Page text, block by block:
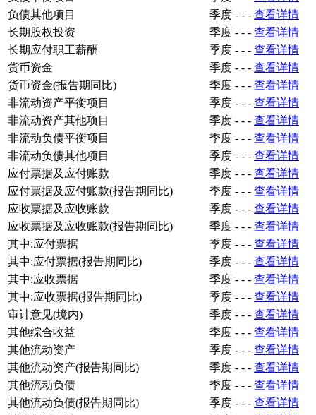
负债其他项目
季度 - - - 查看详情
长期股权投资
季度 - - - 查看详情
长期应付职工薪酬
季度 - - - 查看详情
货币资金
季度 - - - 查看详情
货币资金(报告期同比)
季度 - - - 查看详情
非流动资产平衡项目
季度 - - - 查看详情
非流动资产其他项目
季度 - - - 查看详情
非流动负债平衡项目
季度 - - - 查看详情
非流动负债其他项目
季度 - - - 查看详情
应付票据及应付账款
季度 - - - 查看详情
应付票据及应付账款(报告期同比)
季度 - - - 查看详情
应收票据及应收账款
季度 - - - 查看详情
应收票据及应收账款(报告期同比)
季度 - - - 查看详情
其中:应付票据
季度 - - - 查看详情
其中:应付票据(报告期同比)
季度 - - - 查看详情
其中:应收票据
季度 - - - 查看详情
其中:应收票据(报告期同比)
季度 - - - 查看详情
审计意见(境内)
季度 - - - 查看详情
其他综合收益
季度 - - - 查看详情
其他流动资产
季度 - - - 查看详情
其他流动资产(报告期同比)
季度 - - - 查看详情
其他流动负债
季度 - - - 查看详情
其他流动负债(报告期同比)
季度 - - - 查看详情